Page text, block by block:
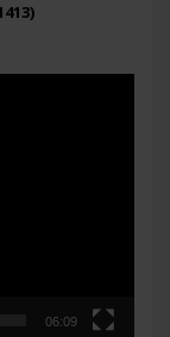
06:09